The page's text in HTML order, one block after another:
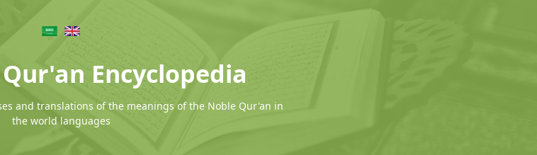
Encyclopedia
and translations of the meanings of the Noble Qur'an in
the world languages